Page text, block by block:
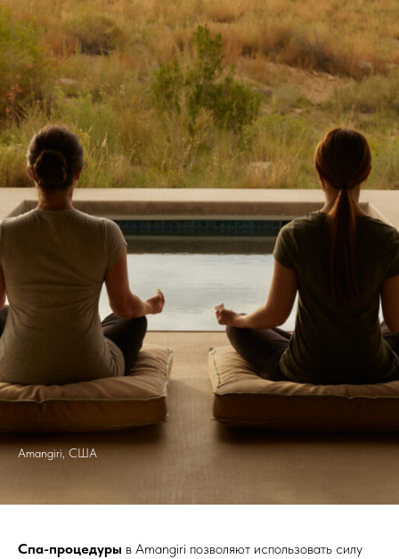
Amangiri, США
Спа-процедуры в Amangiri позволяют использовать силу